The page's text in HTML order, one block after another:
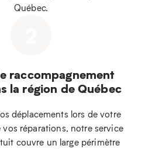
Québec.
raccompagnement
la région de Québec
déplacements lors de votre
réparations, notre service
couvre un large périmètre